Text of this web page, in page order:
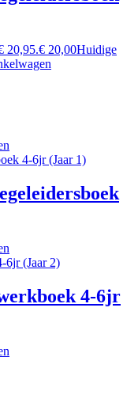
20,95.€ 20,00Huidige
4-6jr